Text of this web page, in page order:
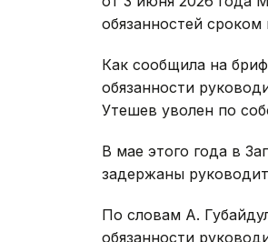
обязанностей
Как сообщила на
обязанности
Утешев уволен по
В мае этого года в
задержаны
По словам А.
обязанности